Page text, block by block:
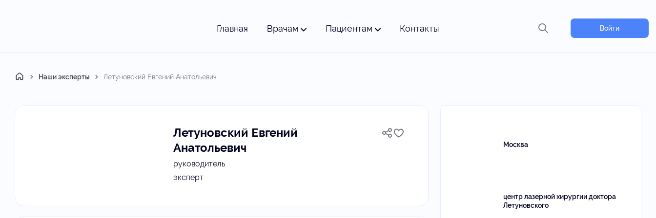
Главная Врачам Пациентам Контакты Войти
ГлавнаяНаши эксперты Летуновский Евгений Анатольевич
Летуновский Евгений
Анатольевич
руководитель
эксперт
Москва
центр лазерной хирургии доктора
Летуновского